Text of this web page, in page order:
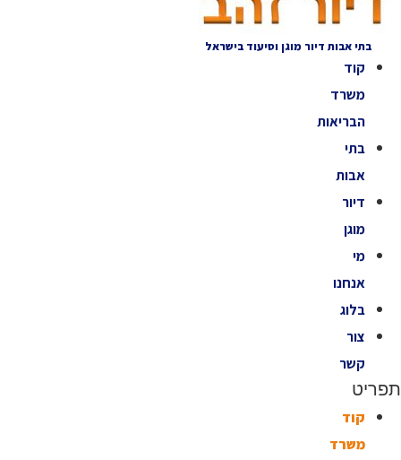
בתי אבות דיור מוגן וסיעוד בישראל
קוד
משרד
הבריאות
בתי
אבות
דיור
מוגן
מי
אנחנו
בלוג
צור
קשר
תפריט
קוד
משרד